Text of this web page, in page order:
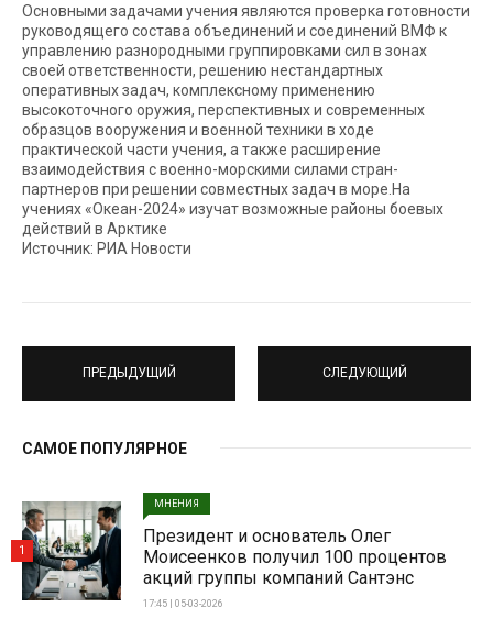
Основными задачами учения являются проверка готовности
руководящего состава объединений и соединений ВМФ к
управлению разнородными группировками сил в зонах
своей ответственности, решению нестандартных
оперативных задач, комплексному применению
высокоточного оружия, перспективных и современных
образцов вооружения и военной техники в ходе
практической части учения, а также расширение
взаимодействия с военно-морскими силами стран-
партнеров при решении совместных задач в море.На
учениях «Океан-2024» изучат возможные районы боевых
действий в Арктике
Источник: РИА Новости
ПРЕДЫДУЩИЙ СЛЕДУЮЩИЙ
САМОЕ ПОПУЛЯРНОЕ
МНЕНИЯ
Президент и основатель Олег
Моисеенков получил 100 процентов
акций группы компаний Сантэнс
17:45 | 05-03-2026
1